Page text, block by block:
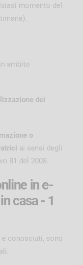
momento del
ambito
dei
o
ai sensi degli
81 del 2008.
in e-
casa - 1
e conosciuti, sono